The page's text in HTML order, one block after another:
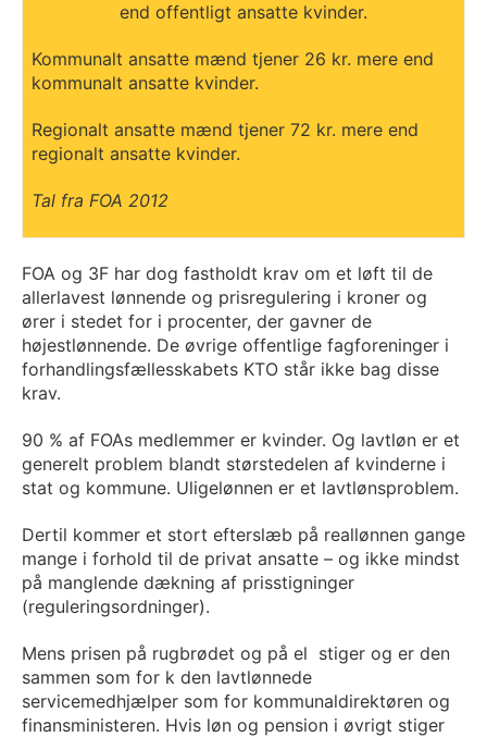
end offentligt ansatte kvinder.
Kommunalt ansatte mænd tjener 26 kr. mere end
kommunalt ansatte kvinder.
Regionalt ansatte mænd tjener 72 kr. mere end
regionalt ansatte kvinder.
Tal fra FOA 2012
FOA og 3F har dog fastholdt krav om et løft til de
allerlavest lønnende og prisregulering i kroner og
ører i stedet for i procenter, der gavner de
højestlønnende. De øvrige offentlige fagforeninger i
forhandlingsfællesskabets KTO står ikke bag disse
krav.
90 % af FOAs medlemmer er kvinder. Og lavtløn er et
generelt problem blandt størstedelen af kvinderne i
stat og kommune. Uligelønnen er et lavtlønsproblem.
Dertil kommer et stort efterslæb på reallønnen gange
mange i forhold til de privat ansatte – og ikke mindst
på manglende dækning af prisstigninger
(reguleringsordninger).
Mens prisen på rugbrødet og på el stiger og er den
sammen som for k den lavtlønnede
servicemedhjælper som for kommunaldirektøren og
finansministeren. Hvis løn og pension i øvrigt stiger